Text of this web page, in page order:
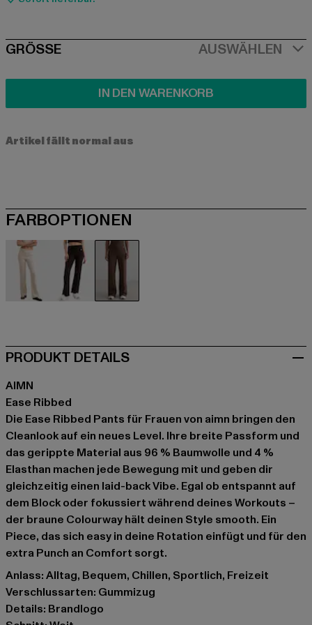
SIZE
GRÖSSE AUSWÄHLEN
IN DEN WARENKORB
Artikel fällt normal aus
FARBOPTIONEN
PRODUKT DETAILS
AIMN
Ease Ribbed
Die Ease Ribbed Pants für Frauen von aimn bringen den
Cleanlook auf ein neues Level. Ihre breite Passform und
das gerippte Material aus 96 % Baumwolle und 4 %
Elasthan machen jede Bewegung mit und geben dir
gleichzeitig einen laid-back Vibe. Egal ob entspannt auf
dem Block oder fokussiert während deines Workouts –
der braune Colourway hält deinen Style smooth. Ein
Piece, das sich easy in deine Rotation einfügt und für den
extra Punch an Comfort sorgt.
Anlass: Alltag, Bequem, Chillen, Sportlich, Freizeit
Verschlussarten: Gummizug
Details: Brandlogo